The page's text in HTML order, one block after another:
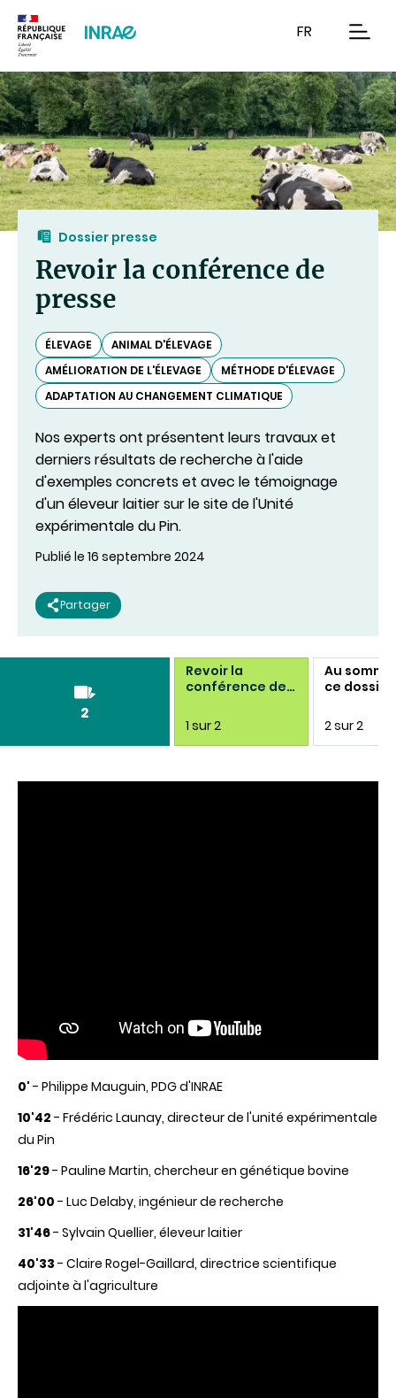
FR
Dossier presse
Revoir la conférence de
presse
ÉLEVAGE
ANIMAL D'ÉLEVAGE
AMÉLIORATION DE L'ÉLEVAGE
MÉTHODE D'ÉLEVAGE
ADAPTATION AU CHANGEMENT CLIMATIQUE
Nos experts ont présentent leurs travaux et
derniers résultats de recherche à l'aide
d'exemples concrets et avec le témoignage
d'un éleveur laitier sur le site de l'Unité
expérimentale du Pin.
Publié le 16 septembre 2024
Partager
2
Revoir la
conférence de
1 sur 2
Au
ce dossier
2 sur 2
0' - Philippe Mauguin, PDG d'INRAE
10'42 - Frédéric Launay, directeur de l'unité expérimentale
du Pin
16'29- Pauline Martin, chercheur en génétique bovine
26'00 - Luc Delaby, ingénieur de recherche
31'46- Sylvain Quellier, éleveur laitier
40'33 - Claire Rogel-Gaillard, directrice scientifique
adjointe à l'agriculture